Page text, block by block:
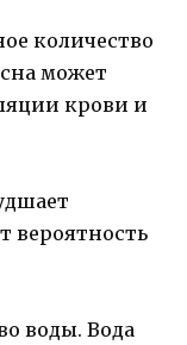
количество
может
крови и
вероятность
воды. Вода